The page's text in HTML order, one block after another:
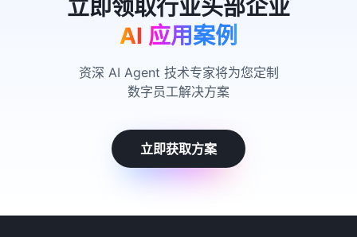
AI 应用案例
资深 AI Agent 技术专家将为您定制
数字员工解决方案
立即获取方案